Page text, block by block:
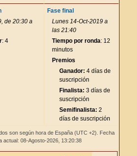
de 20:30 a
: 4
Fase final
Lunes 14-Oct-2019 a
las 21:40
Tiempo por ronda: 12
minutos
Premios
Ganador: 4 días de
suscripción
Finalista: 3 días de
suscripción
Semifinalista: 2
días de suscripción
son según hora de España (UTC +2). Fecha
actual: 08-Agosto-2026, 13:20:38